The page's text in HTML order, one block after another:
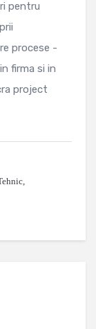
pentru
procese -
firma si in
project
,